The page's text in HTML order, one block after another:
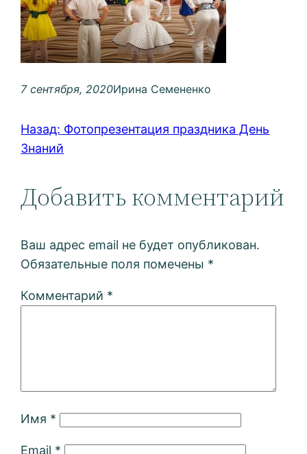
7 сентября, 2020Ирина Семененко
Назад: Фотопрезентация праздника День
Знаний
Добавить комментарий
Ваш адрес email не будет опубликован.
Обязательные поля помечены *
Комментарий *
Имя *
Email *